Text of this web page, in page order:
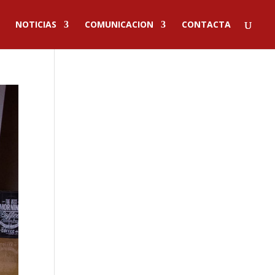
NOTICIAS COMUNICACION CONTACTA